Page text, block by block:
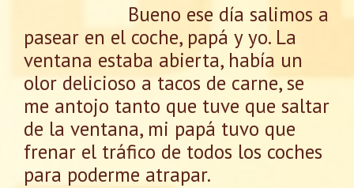
Bueno ese día salimos a
pasear en el coche, papá y yo. La
ventana estaba abierta, había un
olor delicioso a tacos de carne, se
me antojo tanto que tuve que saltar
de la ventana, mi papá tuvo que
frenar el tráfico de todos los coches
para poderme atrapar.